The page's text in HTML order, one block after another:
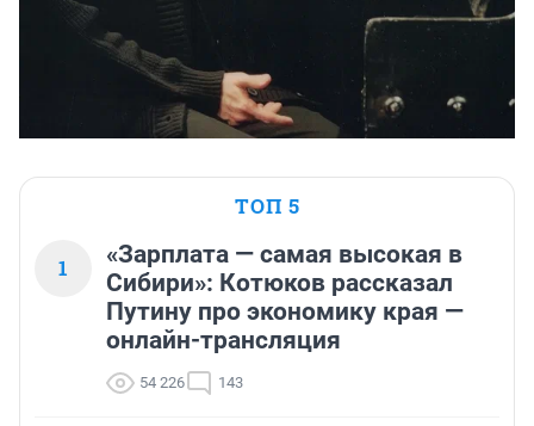
ТОП 5
1
«Зарплата — самая высокая в
Сибири»: Котюков рассказал
Путину про экономику края —
онлайн-трансляция
54 226 143